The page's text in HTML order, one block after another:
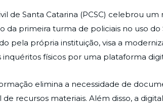
de Santa Catarina (PCSC) celebrou
da primeira turma de policiais no uso
pela própria instituição, visa a
inquéritos físicos por uma plataforma
elimina a necessidade de
de recursos materiais. Além disso, a